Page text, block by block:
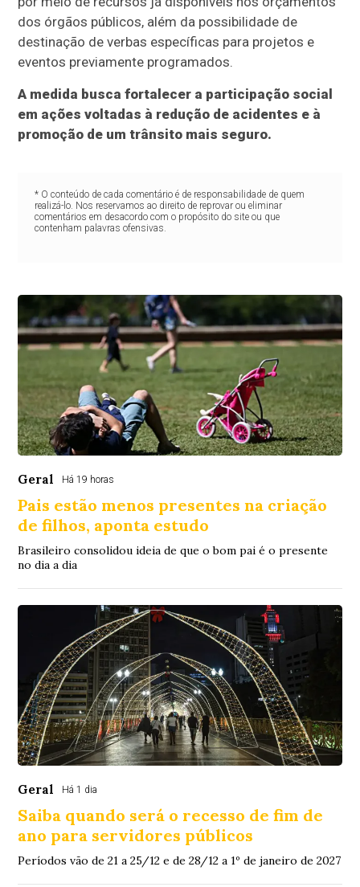
dos órgãos públicos, além da possibilidade de
destinação de verbas específicas para projetos e
eventos previamente programados.
A medida busca fortalecer a participação social
em ações voltadas à redução de acidentes e à
promoção de um trânsito mais seguro.
* O conteúdo de cada comentário é de responsabilidade de quem
realizá-lo. Nos reservamos ao direito de reprovar ou eliminar
comentários em desacordo com o propósito do site ou que
contenham palavras ofensivas.
Geral Há 19 horas
Pais estão menos presentes na criação
de filhos, aponta estudo
Brasileiro consolidou ideia de que o bom pai é o presente
no dia a dia
Geral Há 1 dia
Saiba quando será o recesso de fim de
ano para servidores públicos
Períodos vão de 21 a 25/12 e de 28/12 a 1º de janeiro de 2027